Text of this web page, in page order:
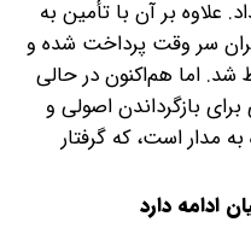
علاوه بر آن با تأمین به
سر وقت پرداخت شده و
اما هم‌اکنون در حالی
بازگرداندن اصولی و
مدار است، که گرفتار
ادامه دارد